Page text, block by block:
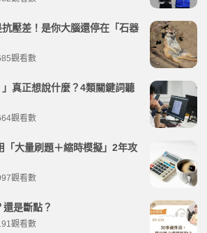
壓差！是你大腦還停在「石器
觀看數
」真正想說什麼？4類關鍵詞聽
觀看數
「大量刷題＋縮時模擬」2年攻
觀看數
是斷點？
觀看數